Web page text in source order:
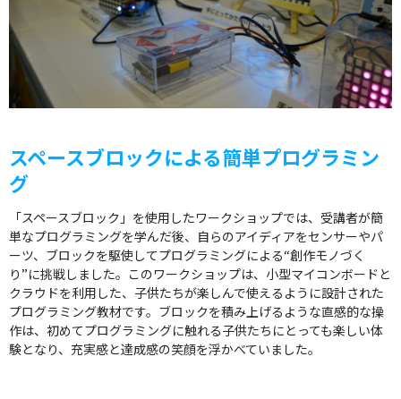
スペースブロックによる簡単プログラミン
グ
「スペースブロック」を使用したワークショップでは、受講者が簡
単なプログラミングを学んだ後、自らのアイディアをセンサーやパ
ーツ、ブロックを駆使してプログラミングによる“創作モノづく
り”に挑戦しました。このワークショップは、小型マイコンボードと
クラウドを利用した、子供たちが楽しんで使えるように設計された
プログラミング教材です。ブロックを積み上げるような直感的な操
作は、初めてプログラミングに触れる子供たちにとっても楽しい体
験となり、充実感と達成感の笑顔を浮かべていました。